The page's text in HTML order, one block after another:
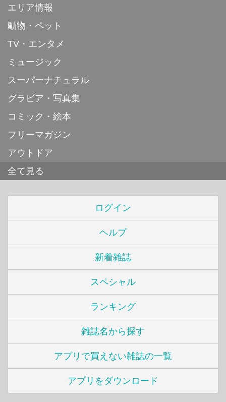
エリア情報
動物・ペット
TV・エンタメ
ミュージック
スーパーナチュラル
グラビア・写真集
コミック・絵本
フリーマガジン
アウトドア
全て見る
ログイン
ヘルプ
新着雑誌
スペシャル
ランキング
雑誌名から探す
アプリで買えない雑誌の一覧
アプリをダウンロード